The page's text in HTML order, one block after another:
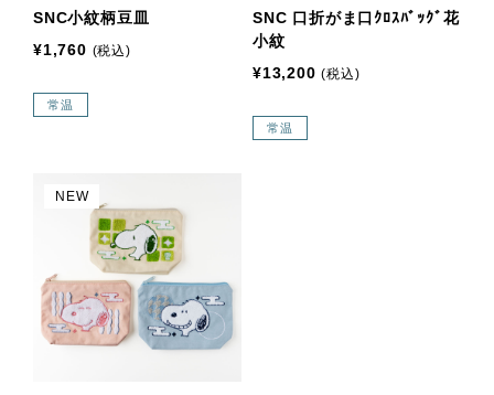
SNC小紋柄豆皿
¥1,760 (税込)
常温
SNC 口折がま口ｸﾛｽﾊﾞｯｸﾞ花
小紋
¥13,200 (税込)
常温
NEW